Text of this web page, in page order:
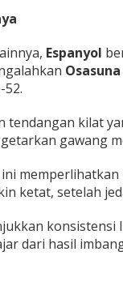
Espanyol
Osasuna
52.
tendangan kilat
gawang
ketat, setelah
konsistensi
dari hasil